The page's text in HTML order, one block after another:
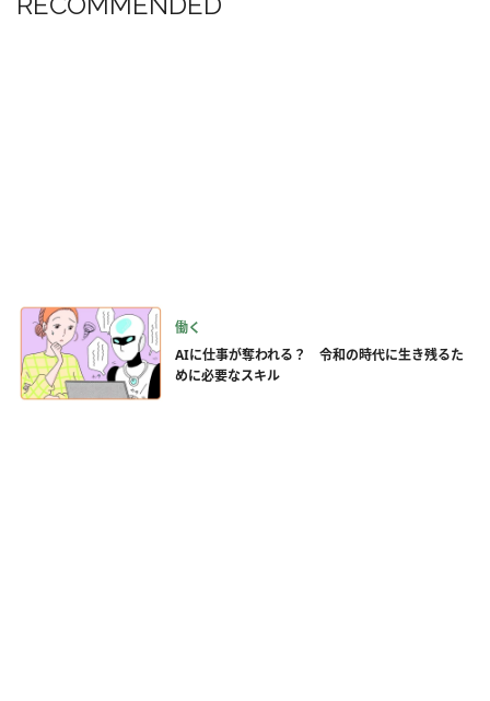
働く
AIに仕事が奪われる？ 令和の時代に生き残るた
めに必要なスキル